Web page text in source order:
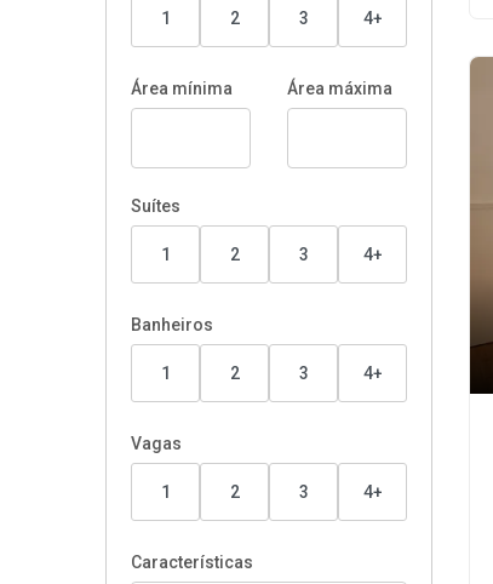
1 2 3 4+
Área mínima Área máxima
Suítes
1 2 3 4+
Banheiros
1 2 3 4+
Vagas
1 2 3 4+
Características